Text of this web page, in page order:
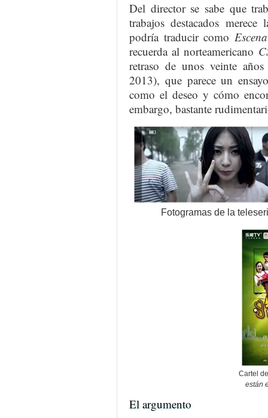
Del director se sabe que
trabajos destacados
podría traducir como
recuerda al norteamericano
retraso de unos veinte
2013), que parece un
como el deseo y cómo
embargo, bastante
Fotogramas de la
Cartel
están
El argumento